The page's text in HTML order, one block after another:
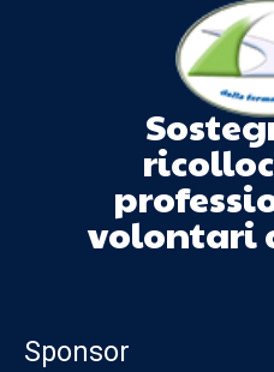
volontari
Sponsor